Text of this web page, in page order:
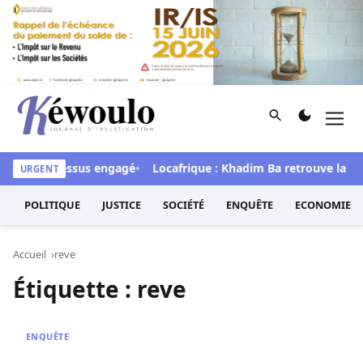
Aller au contenu
Kéwoulo, le premier site d'information et d'investigation
Rechercher
URGENT
le processus engagé Locafrique : Khadim Ba retrouve la
POLITIQUE JUSTICE SOCIÉTÉ ENQUÊTE ECONOMIE
Accueil reve
Étiquette : reve
ENQUÊTE